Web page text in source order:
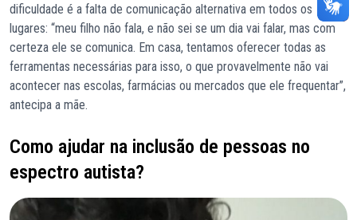
dificuldade é a falta de comunicação alternativa em todos os
lugares: “meu filho não fala, e não sei se um dia vai falar, mas com
certeza ele se comunica. Em casa, tentamos oferecer todas as
ferramentas necessárias para isso, o que provavelmente não vai
acontecer nas escolas, farmácias ou mercados que ele frequentar”,
antecipa a mãe.
Como ajudar na inclusão de pessoas no
espectro autista?